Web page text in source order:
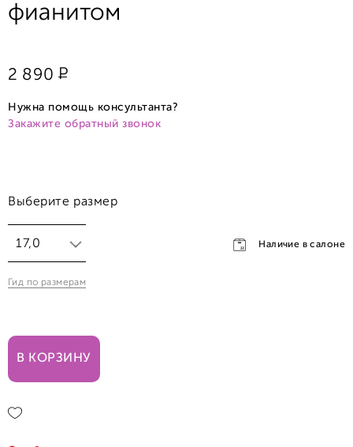
фианитом
2 890 Р
Нужна помощь консультанта?
Закажите обратный звонок
Выберите размер
17,0
17,0
Гид по размерам
Наличие в салоне
В КОРЗИНУ